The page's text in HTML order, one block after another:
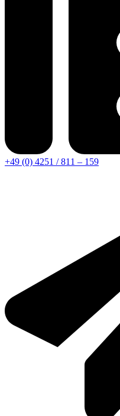
+49 (0) 4251 / 811 – 159